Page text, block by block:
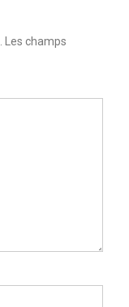
Les champs